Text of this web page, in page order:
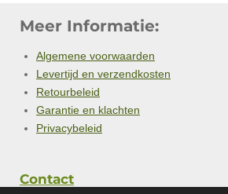
Meer Informatie:
Algemene voorwaarden
Levertijd en verzendkosten
Retourbeleid
Garantie en klachten
Privacybeleid
Contact